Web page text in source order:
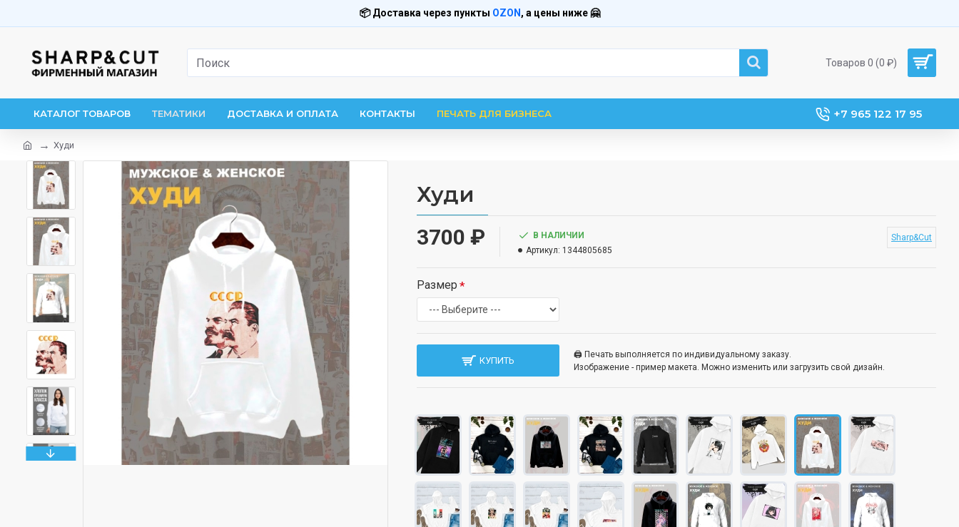
📦 Доставка через пункты OZON , а цены ниже 🤗
Товаров 0 (0 ₽)
КАТАЛОГ ТОВАРОВ ТЕМАТИКИ ДОСТАВКА И ОПЛАТА КОНТАКТЫ ПЕЧАТЬ ДЛЯ БИЗНЕСА +7 965 122 17 95
Худи
Худи
3700 ₽
В НАЛИЧИИ
Артикул: 1344805685
Sharp&Cut
Размер
КУПИТЬ
🖨️ Печать выполняется по индивидуальному заказу.
Изображение - пример макета. Можно изменить или загрузить свой дизайн.